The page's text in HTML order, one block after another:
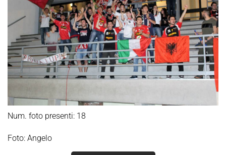
Num. foto presenti: 18
Foto: Angelo